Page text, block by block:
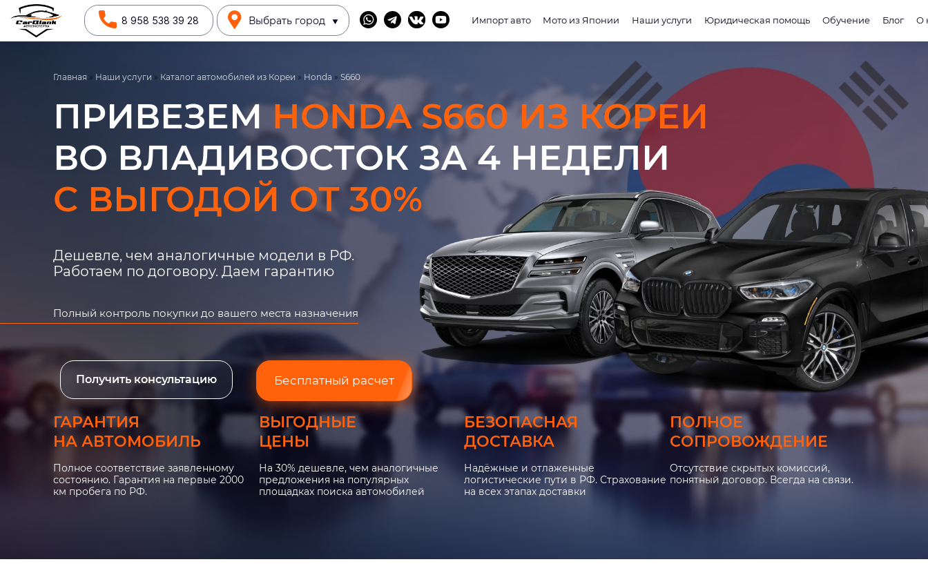
8 958 538 39 28 Выбрать город Импорт авто Мото из Японии Наши услуги Юридическая помощь Обучение Блог О
Главная » Наши услуги » Каталог автомобилей из Кореи » Honda » S660
ПРИВЕЗЕМHONDA S660 ИЗ КОРЕИ
ВО ВЛАДИВОСТОК ЗА 4 НЕДЕЛИ
С ВЫГОДОЙ ОТ 30%
Дешевле, чем аналогичные модели в РФ.
Работаем по договору. Даем гарантию
Полный контроль покупки до вашего места назначения
Получить консультацию Бесплатный расчет
ГАРАНТИЯ
НА АВТОМОБИЛЬ
Полное соответствие заявленному
состоянию. Гарантия на первые 2000
км пробега по РФ.
ВЫГОДНЫЕ
ЦЕНЫ
На 30% дешевле, чем аналогичные
предложения на популярных
площадках поиска автомобилей
БЕЗОПАСНАЯ
ДОСТАВКА
Надёжные и отлаженные
логистические пути в РФ. Страхование
на всех этапах доставки
ПОЛНОЕ
СОПРОВОЖДЕНИЕ
Отсутствие скрытых комиссий,
понятный договор. Всегда на связи.